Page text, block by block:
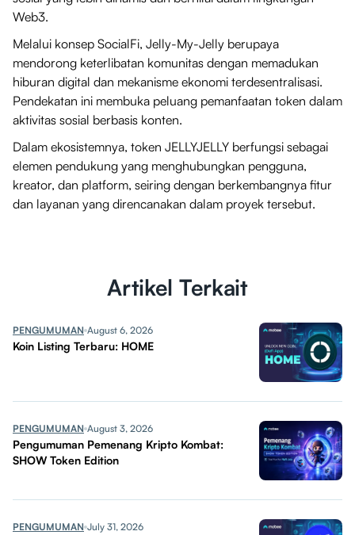
Web3.
Melalui konsep SocialFi, Jelly-My-Jelly berupaya
mendorong keterlibatan komunitas dengan memadukan
hiburan digital dan mekanisme ekonomi terdesentralisasi.
Pendekatan ini membuka peluang pemanfaatan token dalam
aktivitas sosial berbasis konten.
Dalam ekosistemnya, token JELLYJELLY berfungsi sebagai
elemen pendukung yang menghubungkan pengguna,
kreator, dan platform, seiring dengan berkembangnya fitur
dan layanan yang direncanakan dalam proyek tersebut.
Artikel Terkait
PENGUMUMAN August 6, 2026
Koin Listing Terbaru: HOME
PENGUMUMAN August 3, 2026
Pengumuman Pemenang Kripto Kombat:
SHOW Token Edition
PENGUMUMAN July 31, 2026